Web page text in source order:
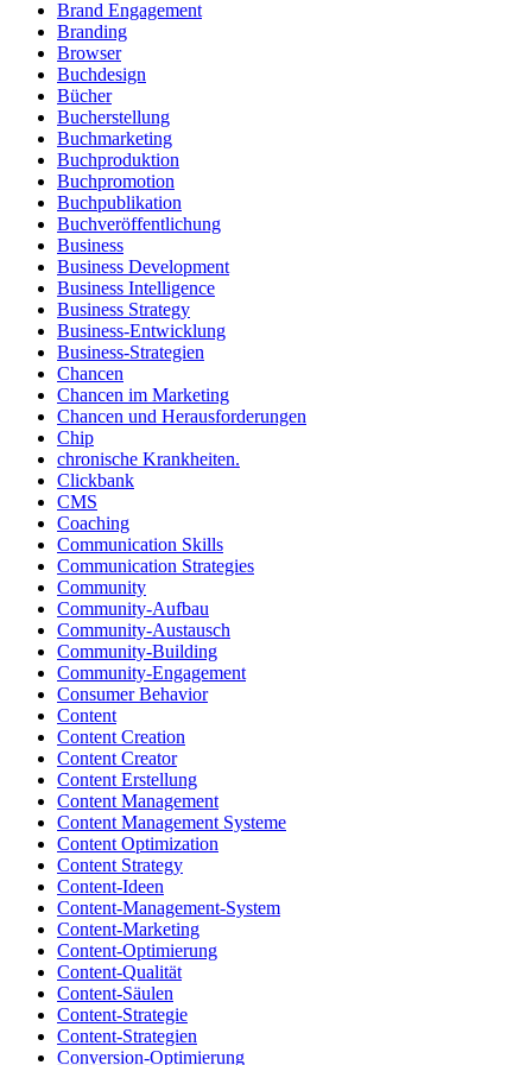
Brand Engagement
Branding
Browser
Buchdesign
Bücher
Bucherstellung
Buchmarketing
Buchproduktion
Buchpromotion
Buchpublikation
Buchveröffentlichung
Business
Business Development
Business Intelligence
Business Strategy
Business-Entwicklung
Business-Strategien
Chancen
Chancen im Marketing
Chancen und Herausforderungen
Chip
chronische Krankheiten.
Clickbank
CMS
Coaching
Communication Skills
Communication Strategies
Community
Community-Aufbau
Community-Austausch
Community-Building
Community-Engagement
Consumer Behavior
Content
Content Creation
Content Creator
Content Erstellung
Content Management
Content Management Systeme
Content Optimization
Content Strategy
Content-Ideen
Content-Management-System
Content-Marketing
Content-Optimierung
Content-Qualität
Content-Säulen
Content-Strategie
Content-Strategien
Conversion-Optimierung